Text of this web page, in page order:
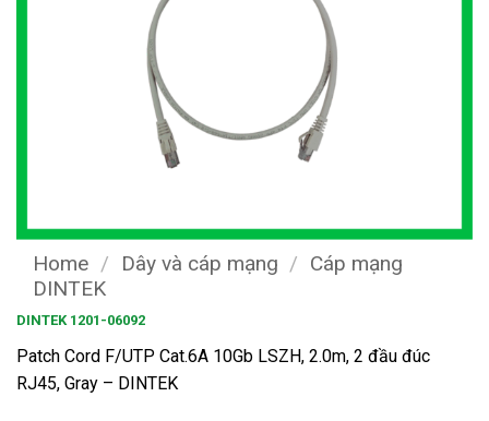
Home / Dây và cáp mạng / Cáp mạng
DINTEK
DINTEK 1201-06092
Patch Cord F/UTP Cat.6A 10Gb LSZH, 2.0m, 2 đầu đúc
RJ45, Gray – DINTEK